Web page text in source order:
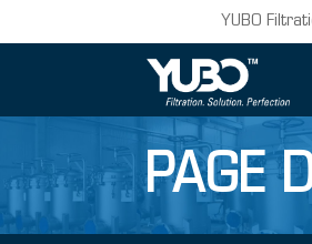
YUBO
PAGE